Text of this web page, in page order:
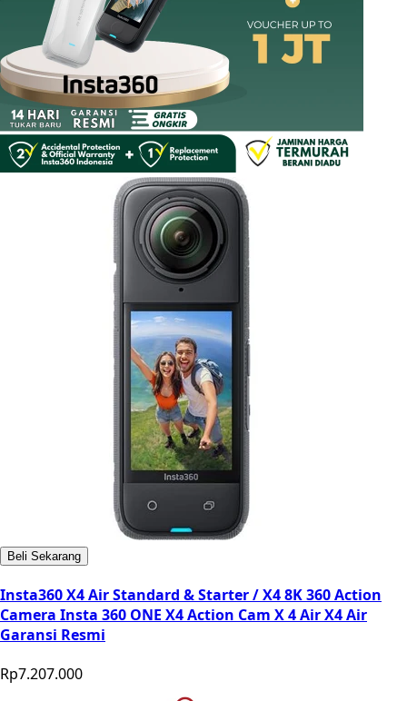
Beli Sekarang
Insta360 X4 Air Standard & Starter / X4 8K 360 Action
Camera Insta 360 ONE X4 Action Cam X 4 Air X4 Air
Garansi Resmi
Rp7.207.000